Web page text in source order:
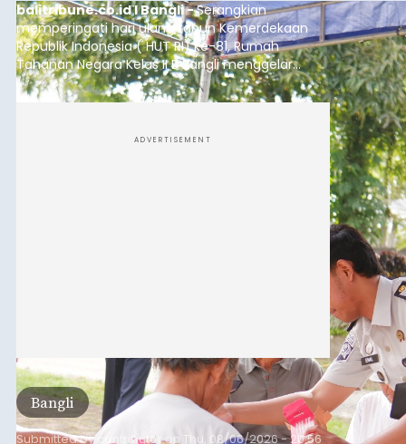
balitribune.co.id I Bangli -Serangkian
memperingati hari ulang tahun Kemerdekaan
Republik Indonesia ( HUT RI) ke-81, Rumah
Tahanan Negara Kelas II B Bangli menggelar
kegiatan pemeriksaan kesehatan gratis, Rabu
(6/8/2026).
ADVERTISEMENT
Bangli
Submitted bycontributoron Thu, 08/06/2026 - 20:56